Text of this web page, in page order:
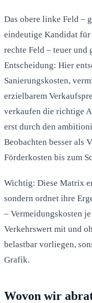
Das obere linke Feld –
eindeutige Kandidat für
rechte Feld – teuer und
Entscheidung: Hier
Sanierungskosten,
erzielbarem
verkaufen die richtige
erst durch den
Beobachten besser als
Förderkosten bis zum
Wichtig: Diese Matrix
sondern ordnet ihre
– Vermeidungskosten
Verkehrswert mit und
belastbar vorliegen,
Grafik.
Wovon wir